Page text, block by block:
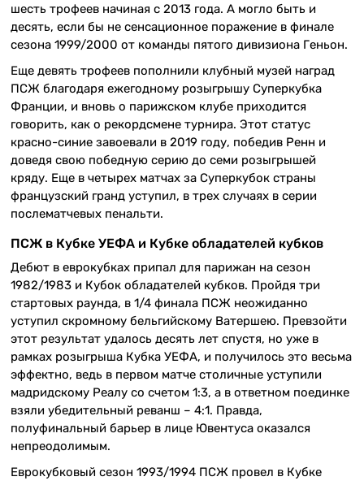
шесть трофеев начиная с 2013 года. А могло быть и
десять, если бы не сенсационное поражение в финале
сезона 1999/2000 от команды пятого дивизиона Геньон.
Еще девять трофеев пополнили клубный музей наград
ПСЖ благодаря ежегодному розыгрышу Суперкубка
Франции, и вновь о парижском клубе приходится
говорить, как о рекордсмене турнира. Этот статус
красно-синие завоевали в 2019 году, победив Ренн и
доведя свою победную серию до семи розыгрышей
кряду. Еще в четырех матчах за Суперкубок страны
французский гранд уступил, в трех случаях в серии
послематчевых пенальти.
ПСЖ в Кубке УЕФА и Кубке обладателей кубков
Дебют в еврокубках припал для парижан на сезон
1982/1983 и Кубок обладателей кубков. Пройдя три
стартовых раунда, в 1/4 финала ПСЖ неожиданно
уступил скромному бельгийскому Ватершею. Превзойти
этот результат удалось десять лет спустя, но уже в
рамках розыгрыша Кубка УЕФА, и получилось это весьма
эффектно, ведь в первом матче столичные уступили
мадридскому Реалу со счетом 1:3, а в ответном поединке
взяли убедительный реванш – 4:1. Правда,
полуфинальный барьер в лице Ювентуса оказался
непреодолимым.
Еврокубковый сезон 1993/1994 ПСЖ провел в Кубке